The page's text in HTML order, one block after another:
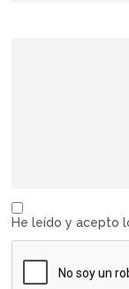
He leído y acepto